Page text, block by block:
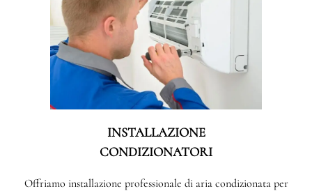
INSTALLAZIONE
CONDIZIONATORI
Offriamo installazione professionale di aria condizionata per